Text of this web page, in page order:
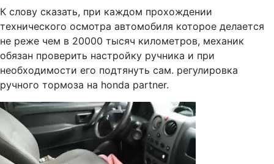
К слову сказать, при каждом прохождении
технического осмотра автомобиля которое делается
не реже чем в 20000 тысяч километров, механик
обязан проверить настройку ручника и при
необходимости его подтянуть сам. регулировка
ручного тормоза на honda partner.